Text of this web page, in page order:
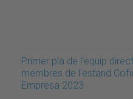
Primer pla de l'equip
membres de l'estand
Empresa 2023